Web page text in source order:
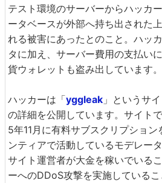
テスト環境のサーバーからハッカ
ータベースが外部へ持ち出された
れる被害にあったとのこと。ハッ
タに加え、サーバー費用の支払い
貨ウォレットも盗み出しています。
ハッカーは「yggleak 」というサ
の詳細を公開しています。サイト
5年11月に有料サブスクリプショ
ンティアで活動しているモデレー
サイト運営者が大金を稼いでいる
ーへのDDoS攻撃を実施している